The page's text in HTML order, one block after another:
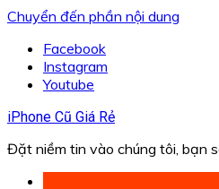
Chuyển đến phần nội dung
Facebook
Instagram
Youtube
iPhone Cũ Giá Rẻ
Đặt niềm tin vào chúng tôi, bạn